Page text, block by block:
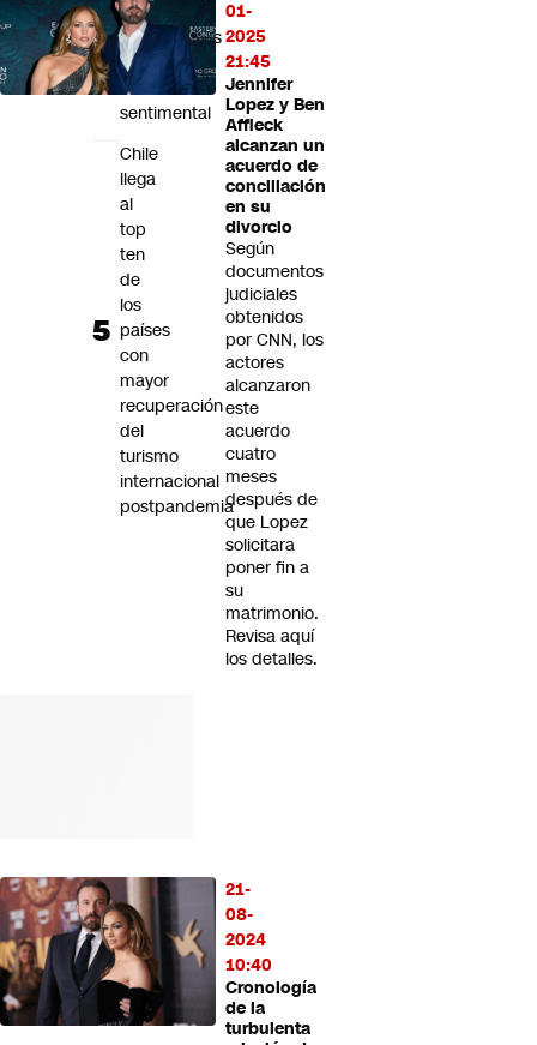
01-
2025
21:45
Jennifer
Lopez y Ben
Affleck
alcanzan un
acuerdo de
conciliación
en su
divorcio
Según
documentos
judiciales
obtenidos
por CNN, los
actores
alcanzaron
este
acuerdo
cuatro
meses
después de
que Lopez
solicitara
poner fin a
su
matrimonio.
Revisa aquí
los detalles.
21-
08-
2024
10:40
Cronología
de la
turbulenta
de
desmentidos
sobre
relación
sentimental
Chile
llega
al
top
ten
de
los
países
con
mayor
recuperación
del
turismo
internacional
postpandemia